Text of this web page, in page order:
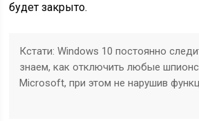
будет закрыто.
Кстати: Windows 10 постоянно
знаем, как отключить любые
Microsoft, при этом не нарушив